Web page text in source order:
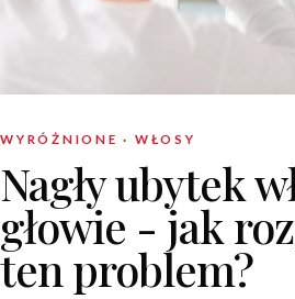
WYRÓŻNIONE · WŁOSY
Nagły ubytek
głowie - jak
ten problem?